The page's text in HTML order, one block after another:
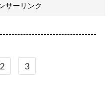
サーリンク
2 3